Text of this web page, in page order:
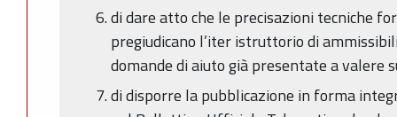
di dare atto che le precisazioni tecniche
pregiudicano l’iter istruttorio di
domande di aiuto già presentate a valere
di disporre la pubblicazione in forma